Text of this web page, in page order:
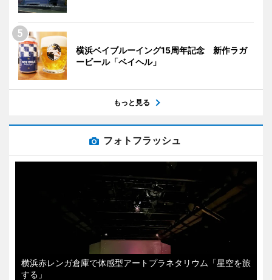
横浜ベイブルーイング15周年記念 新作ラガ
ービール「ベイヘル」
もっと見る
フォトフラッシュ
横浜赤レンガ倉庫で体感型アートプラネタリウム「星空を旅
する」